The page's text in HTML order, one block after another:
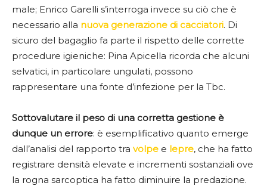
male; Enrico Garelli s’interroga invece su ciò che è
necessario alla nuova generazione di cacciatori. Di
sicuro del bagaglio fa parte il rispetto delle corrette
procedure igieniche: Pina Apicella ricorda che alcuni
selvatici, in particolare ungulati, possono
rappresentare una fonte d’infezione per la Tbc.
Sottovalutare il peso di una corretta gestione è
dunque un errore: è esemplificativo quanto emerge
dall’analisi del rapporto tra volpe e lepre, che ha fatto
registrare densità elevate e incrementi sostanziali ove
la rogna sarcoptica ha fatto diminuire la predazione.